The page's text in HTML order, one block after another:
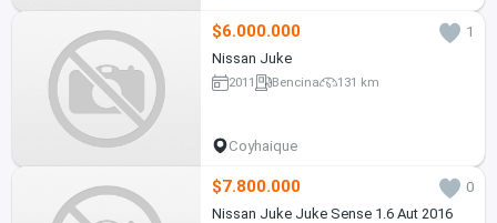
$6.000.000
1
Nissan Juke
2011 Bencina 131 km
Coyhaique
$7.800.000
0
Nissan Juke Juke Sense 1.6 Aut 2016